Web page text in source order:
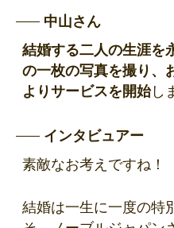
中山さん
結婚する二人の生涯を
の一枚の写真を撮り、
よりサービスを開始し
インタビュアー
素敵なお考えですね！
結婚は一生に一度の特